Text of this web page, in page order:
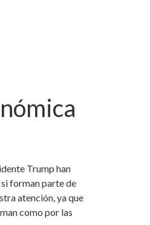
Trump han
forman parte de
atención, ya que
como por las